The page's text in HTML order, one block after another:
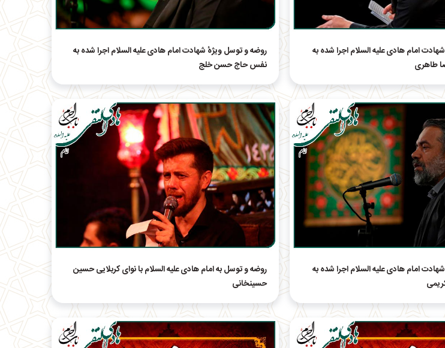
امام هادی علیه السلام اجرا شده به
طاهری
روضه و توسل ویژهٔ شهادت امام هادی علیه السلام اجرا شده به
نفس حاج حسن خلج
امام هادی علیه السلام اجرا شده به
روضه و توسل به امام هادی علیه السلام با نوای کربلایی حسین
حسینخانی